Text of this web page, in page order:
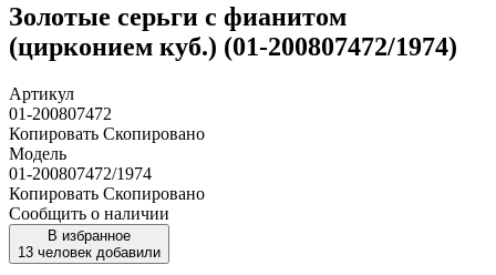
Золотые серьги с фианитом
(цирконием куб.) (01-200807472/1974)
Артикул
01-200807472
Копировать Скопировано
Модель
01-200807472/1974
Копировать Скопировано
Сообщить о наличии
В избранное
13 человек добавили